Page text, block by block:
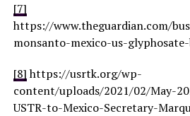
[7]
https://www.theguardian.com/
monsanto-mexico-us-
[8]https://usrtk.org/wp-
content/uploads/2021/02/May-
USTR-to-Mexico-Secretary-